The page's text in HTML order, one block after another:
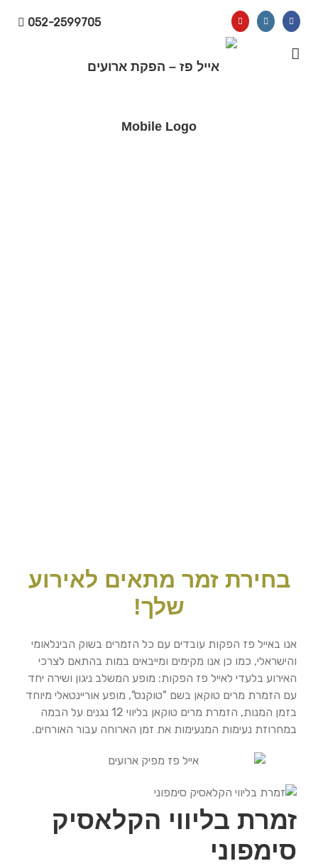
052-2599705
בחירת זמר מתאים לאירוע
שלך!
אנו באייל פז הפקות עובדים עם כל הזמרים בשוק הבינלאומי
והישראלי, כמו כן אנו מקימים ומייבאים במות בהתאם לצרכי
האירוע בלעדי לאייל פז הפקות: מופע המשלב ניגון ושירה יחד
עם הזמרת מרים טוקאן בשם "טוקנס", מופע אוריינטאלי מיוחד
בזמן המנות, הזמרת מרים טוקאן בליווי 12 נגנים על הבמה
במחרוזת נעימות המנעימות את זמן הארוחה עבור האורחים.
זמרת בליווי הקלאסיק
סימפוני